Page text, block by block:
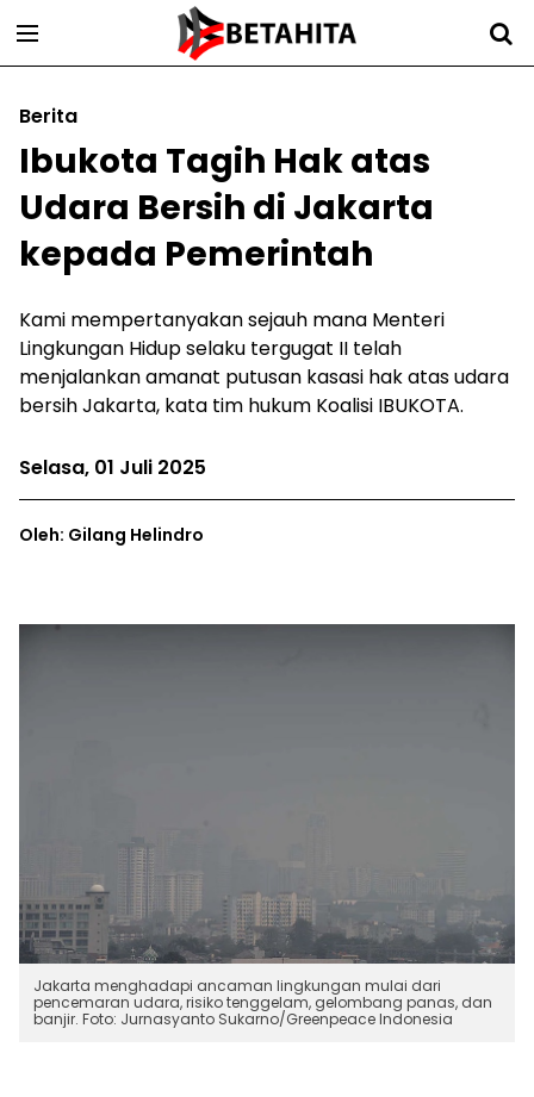
Berita
Ibukota Tagih Hak atas
Udara Bersih di Jakarta
kepada Pemerintah
Kami mempertanyakan sejauh mana Menteri
Lingkungan Hidup selaku tergugat II telah
menjalankan amanat putusan kasasi hak atas udara
bersih Jakarta, kata tim hukum Koalisi IBUKOTA.
Selasa, 01 Juli 2025
Oleh: Gilang Helindro
Jakarta menghadapi ancaman lingkungan mulai dari
pencemaran udara, risiko tenggelam, gelombang panas, dan
banjir. Foto: Jurnasyanto Sukarno/Greenpeace Indonesia